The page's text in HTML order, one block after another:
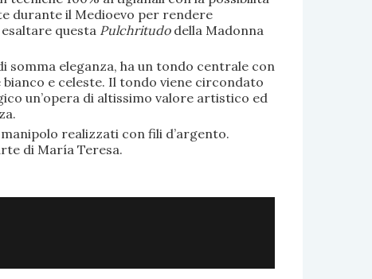
durante il Medioevo per rendere
questa Pulchritudo della Madonna
somma eleganza, ha un tondo centrale con
e celeste. Il tondo viene circondato
un’opera di altissimo valore artistico ed
realizzati con fili d’argento.
di María Teresa.